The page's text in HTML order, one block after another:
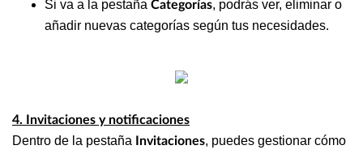
Si va a la pestaña Categorías, podrás ver, eliminar o
añadir nuevas categorías según tus necesidades.
4. Invitaciones y notificaciones
Dentro de la pestaña Invitaciones, puedes gestionar cómo